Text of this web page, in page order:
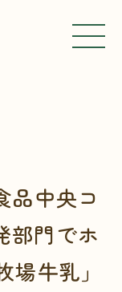
MEN
品中央コ
部門でホ
牛乳」